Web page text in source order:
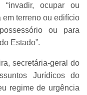
ocupar ou
em terreno ou edifício
ou para
Estado”.
secretária-geral do
Jurídicos do
regime de urgência